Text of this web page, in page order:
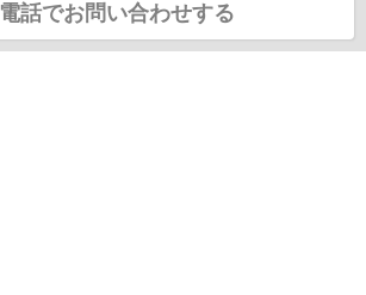
電話でお問い合わせする